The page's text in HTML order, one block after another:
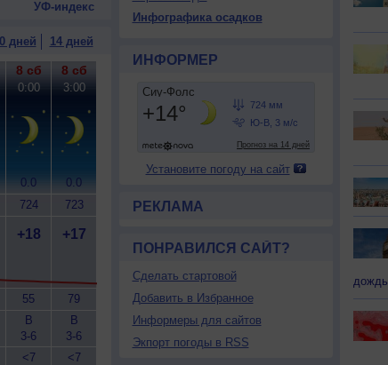
УФ-индекс
дней 14 дней
8 сб
0:00
0.0
724
+18
55
В
3-6
<7
8 сб
3:00
0.0
723
+17
79
В
3-6
<7
Инфографика осадков
ИНФОРМЕР
Установите погоду на сайт
РЕКЛАМА
ПОНРАВИЛСЯ САЙТ?
Сделать стартовой
Добавить в Избранное
Информеры для сайтов
Экпорт погоды в RSS
дождь